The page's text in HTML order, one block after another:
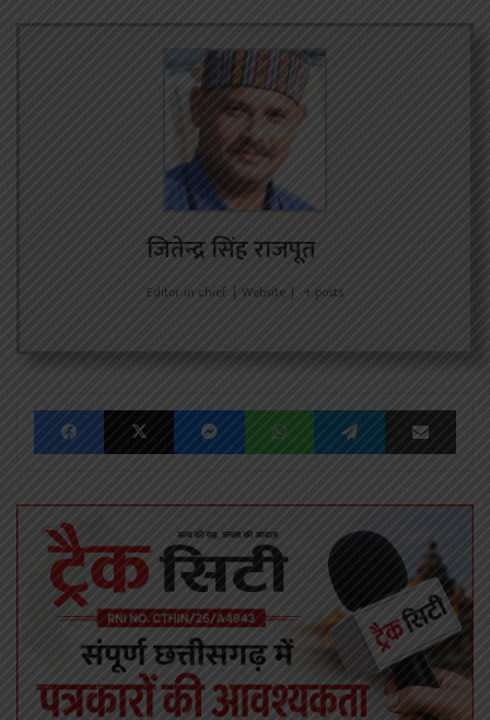
जितेन्द्र सिंह राजपूत
Editor in chief | Website | + posts
FacebookX MessengerWhatsAppTelegram Share via Email